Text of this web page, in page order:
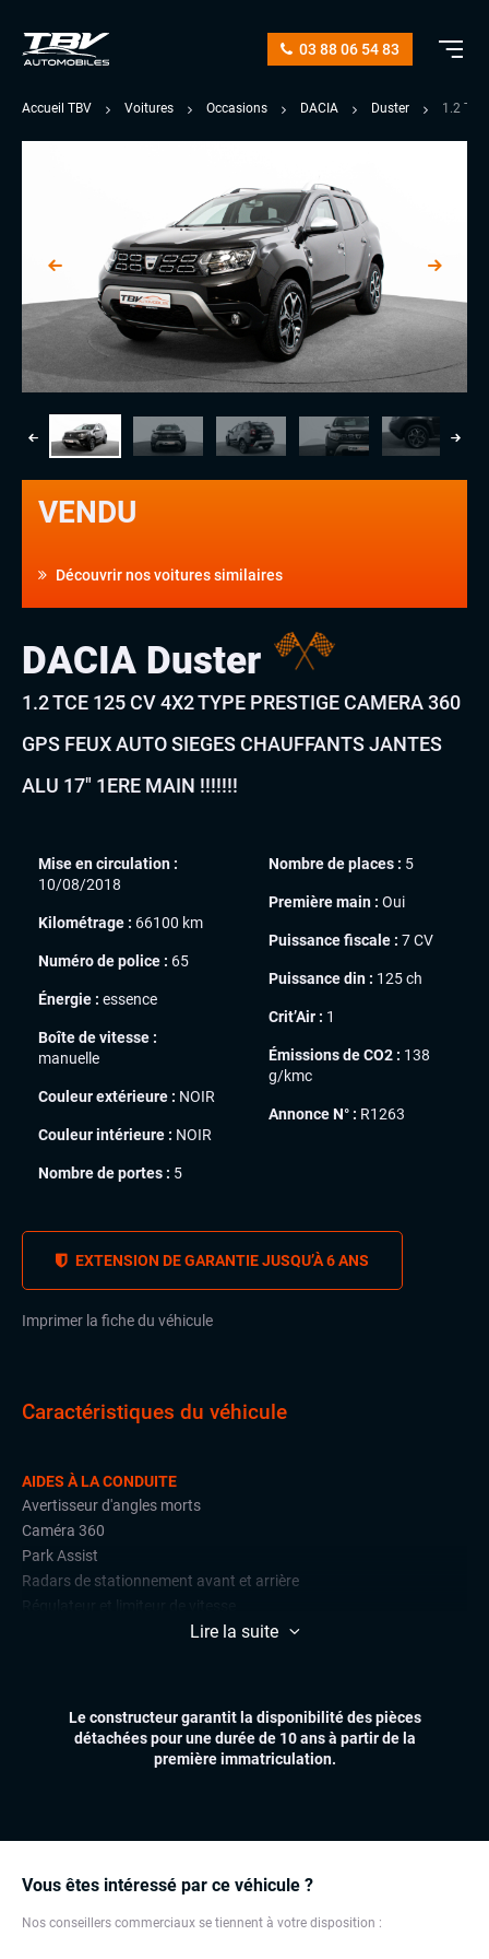
03 88 06 54 83
Accueil TBV Voitures Occasions DACIA Duster 1.2
VENDU
Découvrir nos voitures similaires
DACIA Duster
1.2 TCE 125 CV 4X2 TYPE PRESTIGE CAMERA 360
GPS FEUX AUTO SIEGES CHAUFFANTS JANTES
ALU 17″ 1ERE MAIN !!!!!!!
Mise en circulation :
10/08/2018
Kilométrage : 66100 km
Numéro de police : 65
Énergie : essence
Boîte de vitesse :
manuelle
Couleur extérieure : NOIR
Couleur intérieure : NOIR
Nombre de portes : 5
Nombre de places : 5
Première main : Oui
Puissance fiscale : 7 CV
Puissance din : 125 ch
Crit’Air : 1
Émissions de CO2 : 138
g/kmc
Annonce N° : R1263
EXTENSION DE GARANTIE JUSQU’À 6 ANS
Imprimer la fiche du véhicule
Vous êtes intéressé par ce véhicule ?
Nos conseillers commerciaux se tiennent à votre disposition :
Caractéristiques du véhicule
AIDES À LA CONDUITE
Avertisseur d'angles morts
Caméra 360
Park Assist
Radars de stationnement avant et arrière
Feux automatiques
Ordinateur de bord
Lire la suite
Le constructeur garantit la disponibilité des pièces
détachées pour une durée de 10 ans à partir de la
première immatriculation.